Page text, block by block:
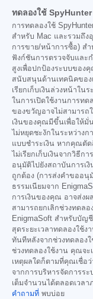
ทดลองใช้
การทดลองใช้
สำหรับ Mac และรวมถึง
การขาย/หน้าการซื้อ) สำ
ฟังก์ชันการตรวจจับและ
สูงเพื่อปกป้องระบบของ
สนับสนุนด้านเทคนิคของ
เรียกเก็บเงินล่วงหน้าใน
ในการเปิดใช้งานการทด
ของขวัญอาจไม่สามารถ
เงินของคุณมีขึ้นเพื่อให้มั่
ไม่หยุดชะงักในระหว่างก
แบบชำระเงิน หากคุณตัด
ไม่เรียกเก็บเงินจากวิธีก
อนุมัติไปยังสถาบันการเ
ถูกต้อง (การส่งคำขออนุ
ธรรมเนียมจาก
การเงินของคุณ อาจส่ง
สามารถยกเลิกช่วงทดล
EnigmaSoft สำหรับบัญ
สุดระยะเวลาทดลองใช้ง
ทันทีหลังจากช่วงทดลอง
ช่วงทดลองใช้งาน คุณจะ
เหตุผลใดก็ตามที่คุณเชื่อ
จากการบริหารจัดการร
เต็มจำนวนได้ตลอดเวลา
คำถามที่ พบบ่อย